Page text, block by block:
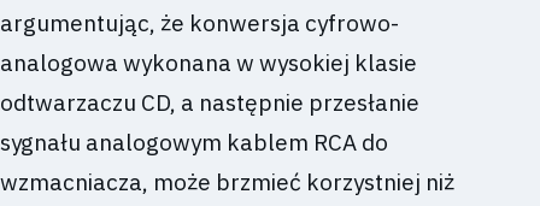
argumentując, że konwersja cyfrowo-
analogowa wykonana w wysokiej klasie
odtwarzaczu CD, a następnie przesłanie
sygnału analogowym kablem RCA do
wzmacniacza, może brzmieć korzystniej niż